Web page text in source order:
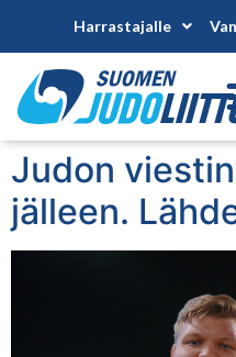
Harrastajalle
Judon
jälleen.